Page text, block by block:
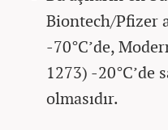
Biontech/Pfizer
-70°C’de,
1273) -20°C’de
olmasıdır.